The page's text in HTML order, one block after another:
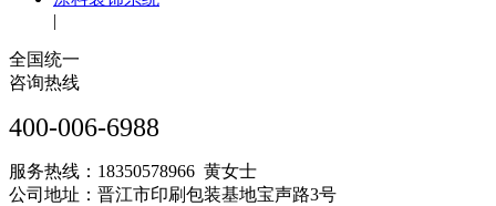
|
全国统一
咨询热线
400-006-6988
服务热线：18350578966 黄女士
公司地址：晋江市印刷包装基地宝声路3号